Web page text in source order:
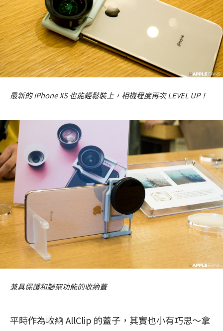
最新的 iPhone XS 也能輕鬆裝上，相機程度再次 LEVEL UP！
兼具保護和腳架功能的收納蓋
平時作為收納 AllClip 的蓋子，其實也小有巧思～拿